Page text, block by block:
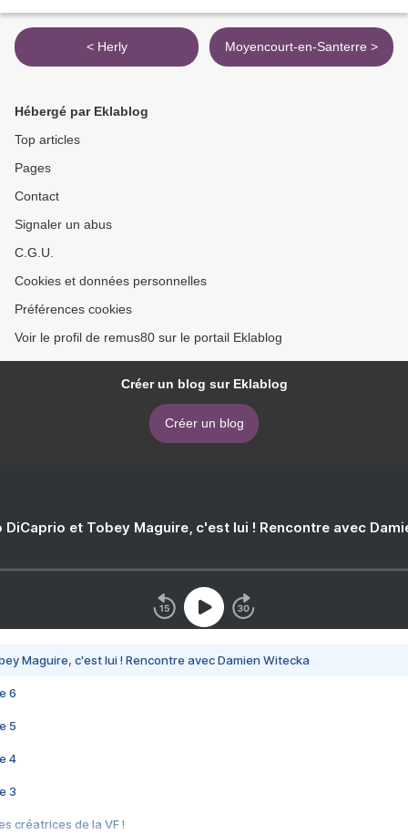
< Herly Moyencourt-en-Santerre >
Hébergé par Eklablog
Top articles
Pages
Contact
Signaler un abus
C.G.U.
Cookies et données personnelles
Préférences cookies
Voir le profil de remus80 sur le portail Eklablog
Créer un blog sur Eklablog
Créer un blog
DiCaprio et Tobey Maguire, c'est lui ! Rencontre avec
Maguire, c'est lui ! Rencontre avec Damien Witecka
6
5
4
3
créatrices de la VF !